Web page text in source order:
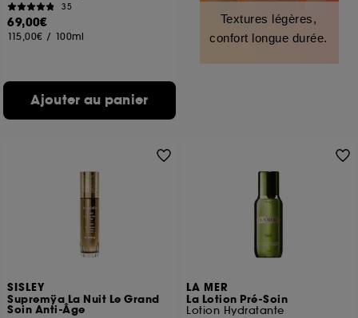
35
69,00€
115,00€ / 100ml
Ajouter au panier
Textures légères,
confort longue durée.
SISLEY
Supremÿa La Nuit Le Grand
Soin Anti-Âge
LA MER
La Lotion Pré-Soin
Lotion Hydratante